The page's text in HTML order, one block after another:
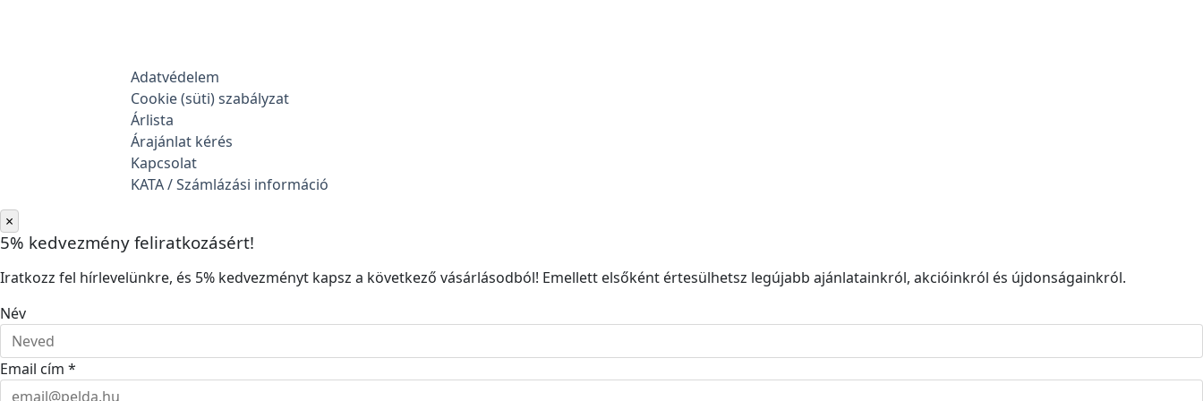
Adatvédelem
Cookie (süti) szabályzat
Árlista
Árajánlat kérés
Kapcsolat
KATA / Számlázási információ
×
5% kedvezmény feliratkozásért!
Iratkozz fel hírlevelünkre, és 5% kedvezményt kapsz a következő vásárlásodból! Emellett elsőként értesülhetsz legújabb ajánlatainkról, akcióinkról és újdonságainkról.
Név
Email cím *